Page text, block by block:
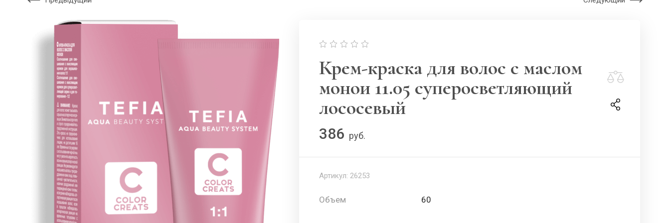
Крем-краска для волос с маслом
монои 11.05 суперосветляющий
лососевый
386 руб.
Артикул: 26253
Объем 60